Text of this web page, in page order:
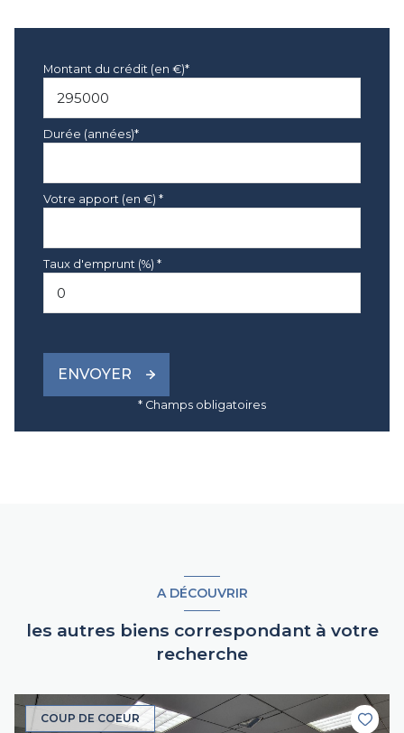
Montant du crédit (en €)*
Durée (années)*
Votre apport (en €) *
Taux d'emprunt (%) *
ENVOYER
* Champs obligatoires
A DÉCOUVRIR
les autres biens correspondant à votre
recherche
COUP DE COEUR